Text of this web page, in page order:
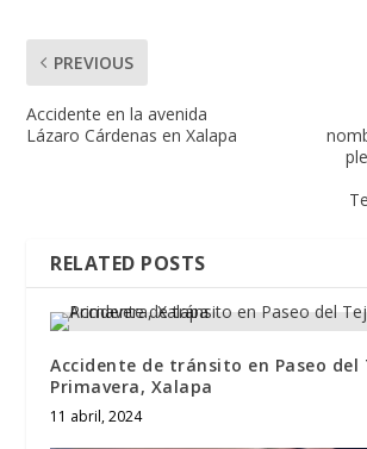
PREVIOUS
Accidente en la avenida
Lázaro Cárdenas en Xalapa
RELATED POSTS
Accidente de tránsito en Paseo del
Primavera, Xalapa
11 abril, 2024